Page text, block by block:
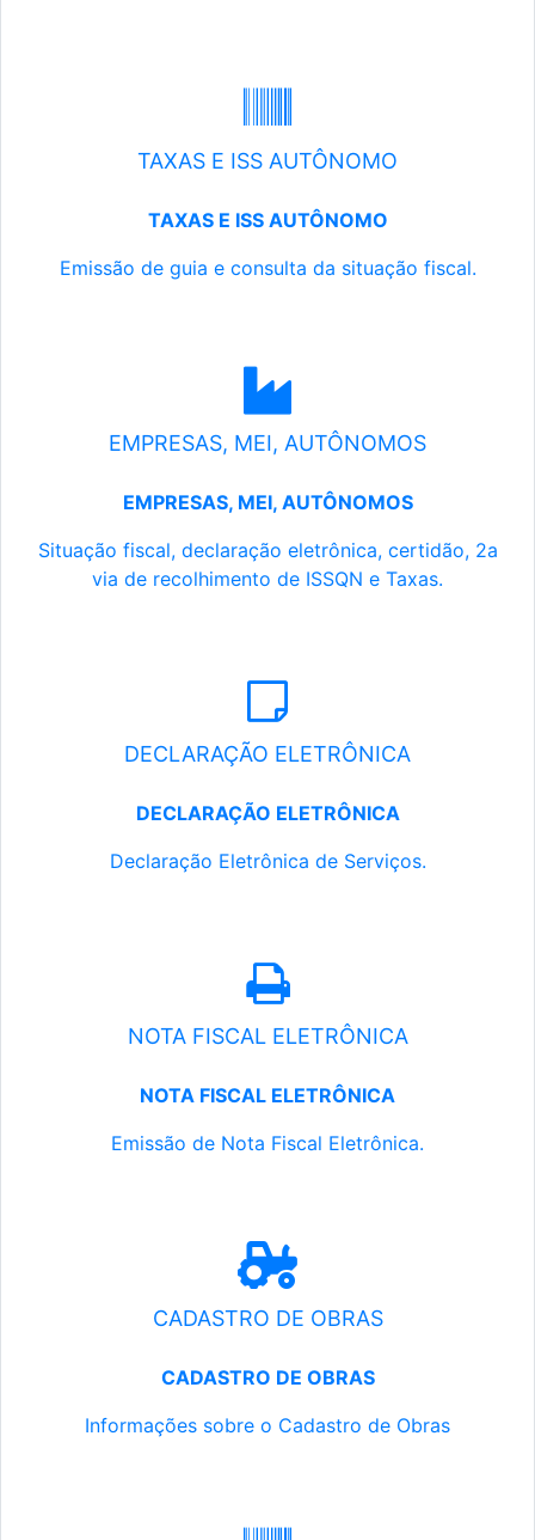
TAXAS E ISS AUTÔNOMO
TAXAS E ISS AUTÔNOMO
Emissão de guia e consulta da situação fiscal.
EMPRESAS, MEI, AUTÔNOMOS
EMPRESAS, MEI, AUTÔNOMOS
Situação fiscal, declaração eletrônica, certidão, 2a
via de recolhimento de ISSQN e Taxas.
DECLARAÇÃO ELETRÔNICA
DECLARAÇÃO ELETRÔNICA
Declaração Eletrônica de Serviços.
NOTA FISCAL ELETRÔNICA
NOTA FISCAL ELETRÔNICA
Emissão de Nota Fiscal Eletrônica.
CADASTRO DE OBRAS
CADASTRO DE OBRAS
Informações sobre o Cadastro de Obras